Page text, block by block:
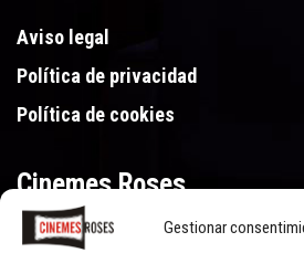
Gestionar
Aviso legal
Política de privacidad
Política de cookies
Cinemes Roses
Gran Via de Pau Casals 250,